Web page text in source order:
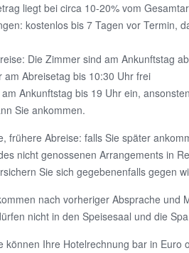
liegt bei circa 10-20% vom
kostenlos bis 7 Tagen vor Termin,
Die Zimmer sind am Ankunftstag
am Abreisetag bis 10:30 Uhr frei
Ankunftstag bis 19 Uhr ein,
Sie ankommen.
frühere Abreise: falls Sie später
nicht genossenen Arrangements in
Sie sich gegebenenfalls gegen
nach vorheriger Absprache und
nicht in den Speisesaal und die
können Ihre Hotelrechnung bar in Euro